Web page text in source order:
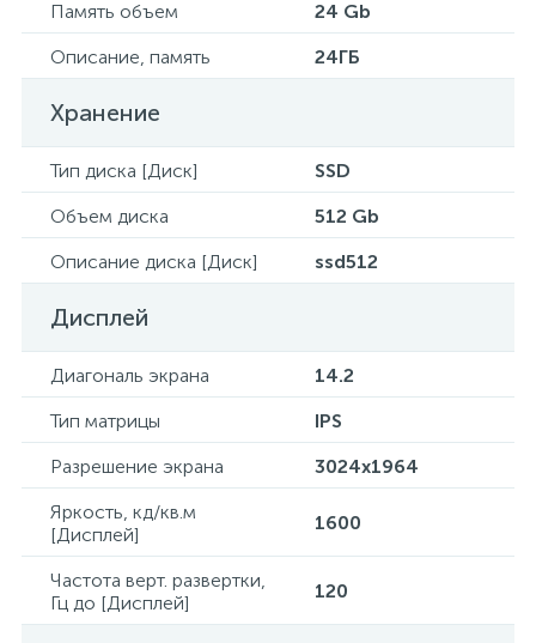
Память объем
24 Gb
Описание, память
24ГБ
Хранение
Тип диска [Диск]
SSD
Объем диска
512 Gb
Описание диска [Диск]
ssd512
Дисплей
Диагональ экрана
14.2
Тип матрицы
IPS
Разрешение экрана
3024x1964
Яркость, кд/кв.м
[Дисплей]
1600
Частота верт. развертки,
Гц до [Дисплей]
120